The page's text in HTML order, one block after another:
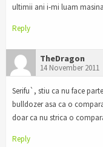
ultimii ani i-mi luam
Reply
TheDragon
14 November 2011
Serifu`, stiu ca nu face
bulldozer asa ca o
doar ca nu strica o
Reply